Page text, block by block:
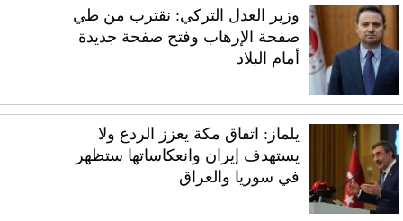
وزير العدل التركي: نقترب من طي
صفحة الإرهاب وفتح صفحة جديدة
أمام البلاد
يلماز: اتفاق مكة يعزز الردع ولا
يستهدف إيران وانعكاساتها ستظهر
في سوريا والعراق